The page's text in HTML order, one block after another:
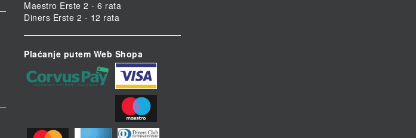
Maestro Erste 2 - 6 rata
Diners Erste 2 - 12 rata
Plaćanje putem Web Shopa